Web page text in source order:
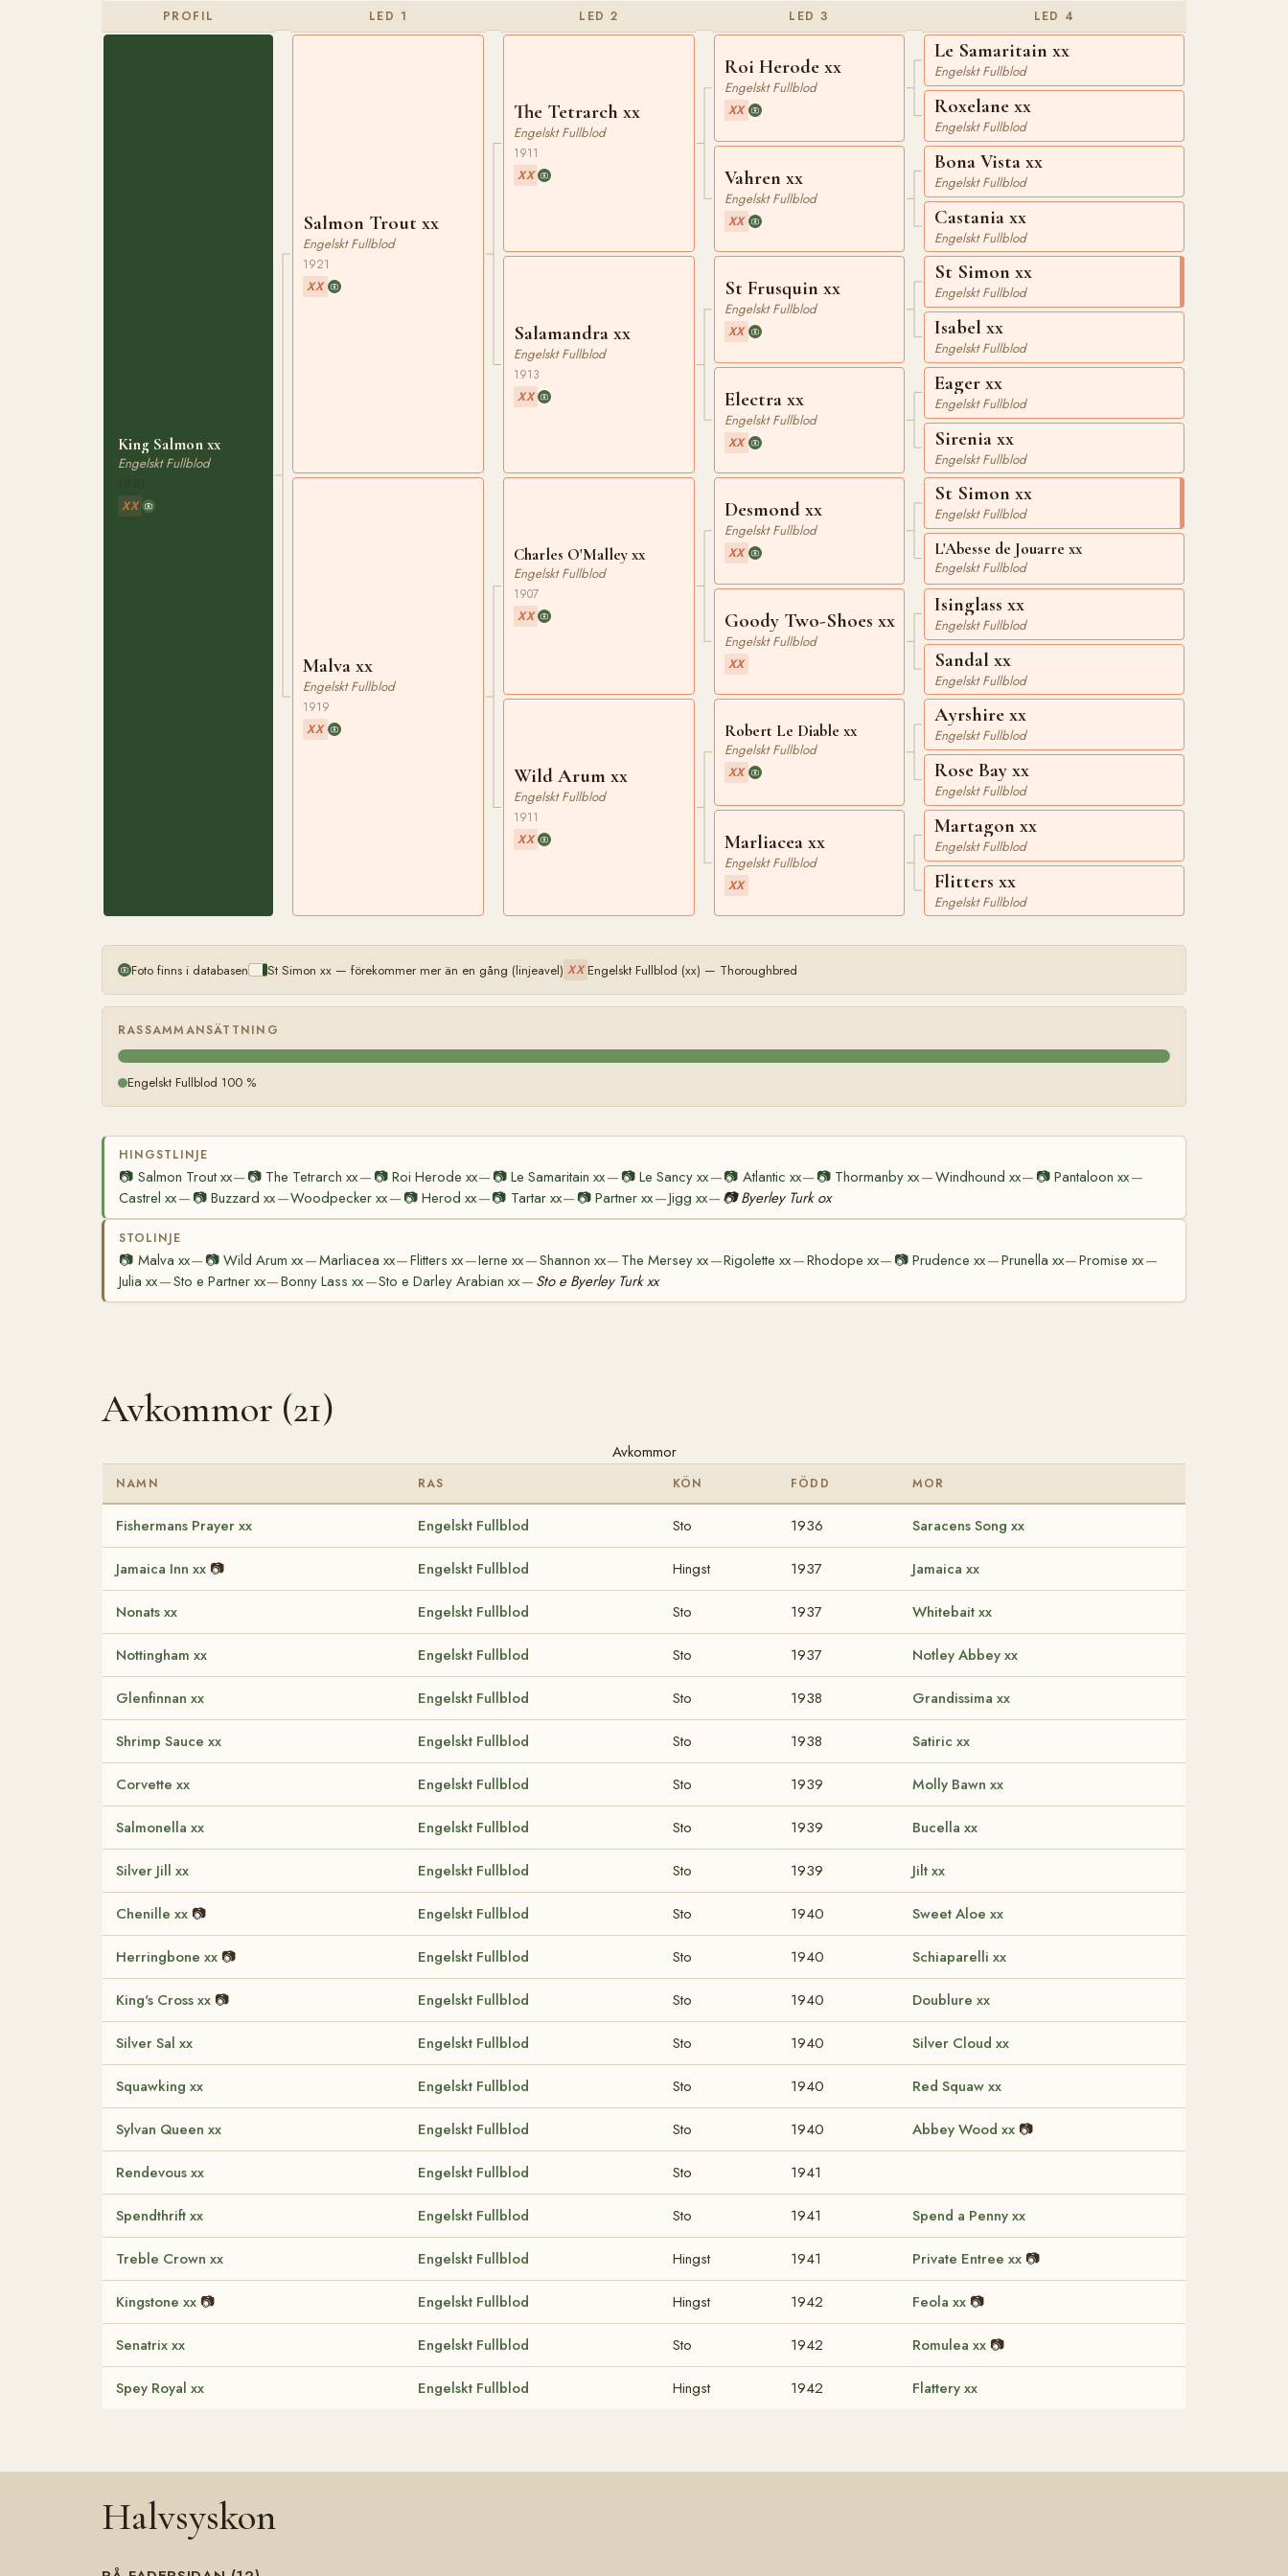
PROFIL
King Salmon xx
Engelskt Fullblod
XX
LED 1
Salmon Trout xx
Engelskt Fullblod
1921
XX
Malva xx
Engelskt Fullblod
1919
XX
LED 2
The Tetrarch xx
Engelskt Fullblod
1911
XX
Salamandra xx
Engelskt Fullblod
1913
XX
Charles O'Malley xx
Engelskt Fullblod
1907
XX
Wild Arum xx
Engelskt Fullblod
1911
XX
LED 3
Roi Herode xx
Engelskt Fullblod
XX
Vahren xx
Engelskt Fullblod
XX
St Frusquin xx
Engelskt Fullblod
XX
Electra xx
Engelskt Fullblod
XX
Desmond xx
Engelskt Fullblod
XX
Goody Two-Shoes xx
Engelskt Fullblod
XX
Robert Le Diable xx
Engelskt Fullblod
XX
Marliacea xx
Engelskt Fullblod
XX
LED 4
Le Samaritain xx
Engelskt Fullblod
Roxelane xx
Engelskt Fullblod
Bona Vista xx
Engelskt Fullblod
Castania xx
Engelskt Fullblod
St Simon xx
Engelskt Fullblod
Isabel xx
Engelskt Fullblod
Eager xx
Engelskt Fullblod
Sirenia xx
Engelskt Fullblod
St Simon xx
Engelskt Fullblod
L'Abesse de Jouarre xx
Engelskt Fullblod
Isinglass xx
Engelskt Fullblod
Sandal xx
Engelskt Fullblod
Ayrshire xx
Engelskt Fullblod
Rose Bay xx
Engelskt Fullblod
Martagon xx
Engelskt Fullblod
Flitters xx
Engelskt Fullblod
Foto finns i databasen St Simon xx — förekommer mer än en gång (linjeavel) XX Engelskt Fullblod (xx) — Thoroughbred
RASSAMMANSÄTTNING
Engelskt Fullblod 100 %
HINGSTLINJE
📷 Salmon Trout xx— 📷 The Tetrarch xx— 📷 Roi Herode xx— 📷 Le Samaritain xx— 📷Le Sancy xx—📷 Atlantic xx— 📷 Thormanby xx—Windhound xx— 📷Pantaloon xx—
Castrel xx— 📷Buzzard xx—Woodpecker xx— 📷Herod xx—📷 Tartar xx— 📷Partner xx—Jigg xx— 📷 Byerley Turk ox
STOLINJE
📷 Malva xx— 📷Wild Arum xx—Marliacea xx—Flitters xx—Ierne xx—Shannon xx— The Mersey xx—Rigolette xx—Rhodope xx— 📷 Prudence xx—Prunella xx—Promise xx—
Julia xx—Sto e Partner xx—Bonny Lass xx—Sto e Darley Arabian xx— Sto e Byerley Turk xx
Avkommor (21)
Avkommor
NAMN RAS KÖN FÖDD MOR
Fishermans Prayer xx Engelskt Fullblod Sto 1936 Saracens Song xx
Jamaica Inn xx 📷 Engelskt Fullblod Hingst 1937 Jamaica xx
Nonats xx Engelskt Fullblod Sto 1937 Whitebait xx
Nottingham xx Engelskt Fullblod Sto 1937 Notley Abbey xx
Glenfinnan xx Engelskt Fullblod Sto 1938 Grandissima xx
Shrimp Sauce xx Engelskt Fullblod Sto 1938 Satiric xx
Corvette xx Engelskt Fullblod Sto 1939 Molly Bawn xx
Salmonella xx Engelskt Fullblod Sto 1939 Bucella xx
Silver Jill xx Engelskt Fullblod Sto 1939 Jilt xx
Chenille xx 📷 Engelskt Fullblod Sto 1940 Sweet Aloe xx
Herringbone xx 📷 Engelskt Fullblod Sto 1940 Schiaparelli xx
King's Cross xx 📷 Engelskt Fullblod Sto 1940 Doublure xx
Silver Sal xx Engelskt Fullblod Sto 1940 Silver Cloud xx
Squawking xx Engelskt Fullblod Sto 1940 Red Squaw xx
Sylvan Queen xx Engelskt Fullblod Sto 1940 Abbey Wood xx 📷
Rendevous xx Engelskt Fullblod Sto 1941
Spendthrift xx Engelskt Fullblod Sto 1941 Spend a Penny xx
Treble Crown xx Engelskt Fullblod Hingst 1941 Private Entree xx 📷
Kingstone xx 📷 Engelskt Fullblod Hingst 1942 Feola xx 📷
Senatrix xx Engelskt Fullblod Sto 1942 Romulea xx 📷
Spey Royal xx Engelskt Fullblod Hingst 1942 Flattery xx
Halvsyskon